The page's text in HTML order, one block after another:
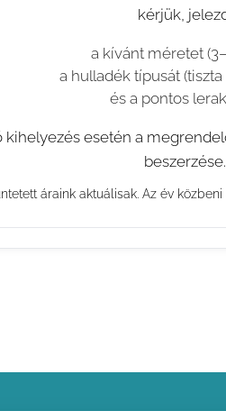
kérjük,
a kívánt méretet
a hulladék típusát
és a pontos
esetén a
beszerzése.
áraink aktuálisak. Az év